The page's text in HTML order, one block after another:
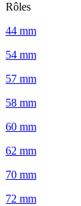
Rôles
44 mm
54 mm
57 mm
58 mm
60 mm
62 mm
70 mm
72 mm